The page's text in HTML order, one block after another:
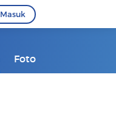
Masuk
Foto